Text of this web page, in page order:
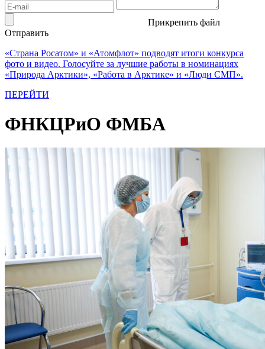
Прикрепить файл
Отправить
«Страна Росатом» и «Атомфлот» подводят итоги конкурса
фото и видео. Голосуйте за лучшие работы в номинациях
«Природа Арктики», «Работа в Арктике» и «Люди СМП».
ПЕРЕЙТИ
ФНКЦРиО ФМБА